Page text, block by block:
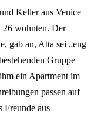
Keller aus Venice
26 wohnten. Der
gab an, Atta sei „eng
Gruppe
ein Apartment im
passen auf
Freunde aus